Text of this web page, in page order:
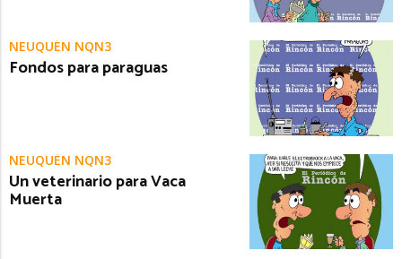
NEUQUÉN NQN3
Fondos para paraguas
NEUQUÉN NQN3
Un veterinario para Vaca
Muerta